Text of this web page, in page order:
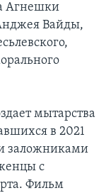
Агнешки
Вайды,
мытарства
в 2021
заложниками
с
Фильм